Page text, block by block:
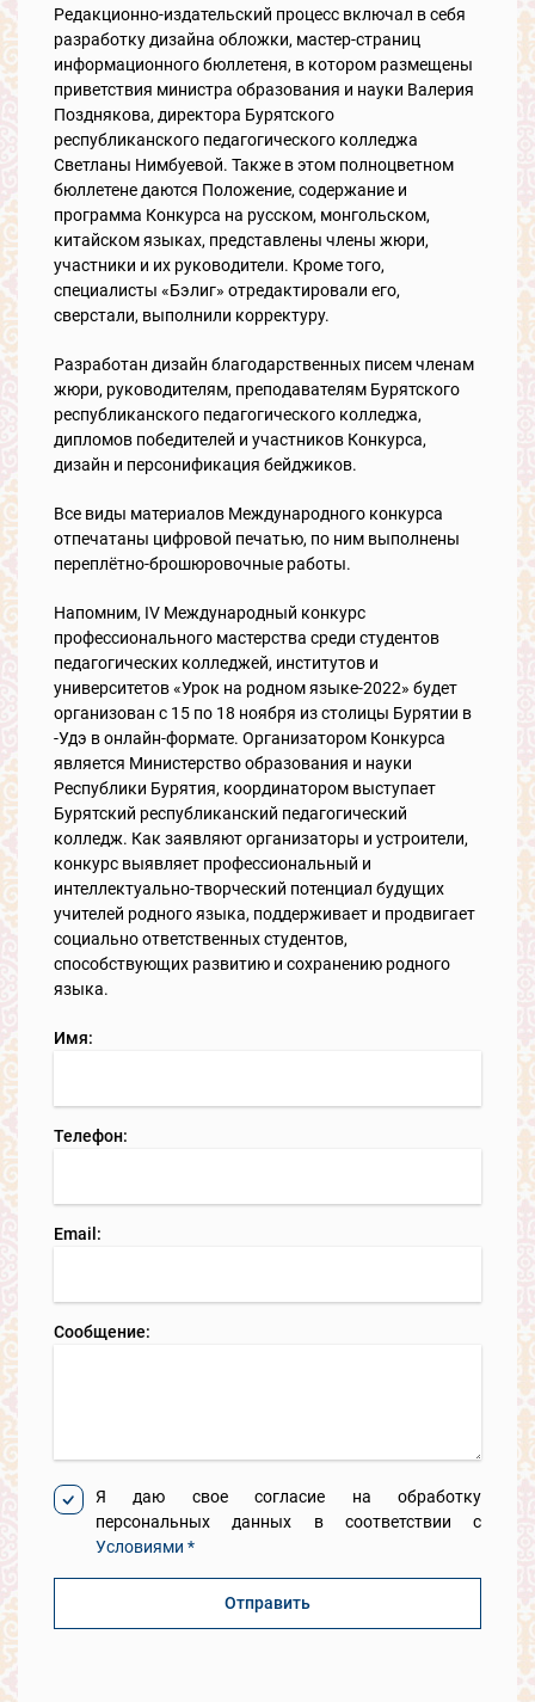
Редакционно-издательский процесс включал в себя
разработку дизайна обложки, мастер-страниц
информационного бюллетеня, в котором размещены
приветствия министра образования и науки Валерия
Позднякова, директора Бурятского
республиканского педагогического колледжа
Светланы Нимбуевой. Также в этом полноцветном
бюллетене даются Положение, содержание и
программа Конкурса на русском, монгольском,
китайском языках, представлены члены жюри,
участники и их руководители. Кроме того,
специалисты «Бэлиг» отредактировали его,
сверстали, выполнили корректуру.
Разработан дизайн благодарственных писем членам
жюри, руководителям, преподавателям Бурятского
республиканского педагогического колледжа,
дипломов победителей и участников Конкурса,
дизайн и персонификация бейджиков.
Все виды материалов Международного конкурса
отпечатаны цифровой печатью, по ним выполнены
переплётно-брошюровочные работы.
Напомним, IV Международный конкурс
профессионального мастерства среди студентов
педагогических колледжей, институтов и
университетов «Урок на родном языке-2022» будет
организован с 15 по 18 ноября из столицы Бурятии в
-Удэ в онлайн-формате. Организатором Конкурса
является Министерство образования и науки
Республики Бурятия, координатором выступает
Бурятский республиканский педагогический
колледж. Как заявляют организаторы и устроители,
конкурс выявляет профессиональный и
интеллектуально-творческий потенциал будущих
учителей родного языка, поддерживает и продвигает
социально ответственных студентов,
способствующих развитию и сохранению родного
языка.
Имя:
Телефон:
Email:
Сообщение:
Я даю свое согласие на обработку
персональных данных в соответствии с
Условиями *